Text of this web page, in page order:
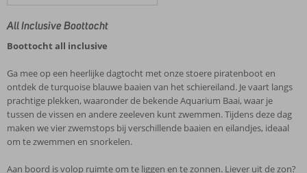
All Inclusive Boottocht
Boottocht all inclusive
Ga mee op een heerlijke dagtocht met onze stoere piratenboot en
ontdek de turquoise blauwe baaien van het schiereiland. Je vaart langs
prachtige plekken, waaronder de bekende Aquarium Baai, waar je
tussen de vissen en andere zeeleven kunt zwemmen. Tijdens deze dag
maken we vier zwemstops bij verschillende baaien en eilandjes, ideaal
om te zwemmen en snorkelen.
Aan boord is volop ruimte om te liggen en te zonnen. Liever uit de zon?